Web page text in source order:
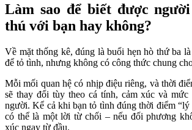
Làm sao để biết được
thú với bạn hay không?
Về mặt thống kê, đúng là buổi hẹn hò thứ ba
để tỏ tình, nhưng không có công thức chung
Mỗi mối quan hệ có nhịp điệu riêng, và thời
sẽ thay đổi tùy theo cá tính, cảm xúc và
người. Kể cả khi bạn tỏ tình đúng thời điểm “lý
có thể là một lời từ chối – nếu đối phương
xúc ngay từ đầu.